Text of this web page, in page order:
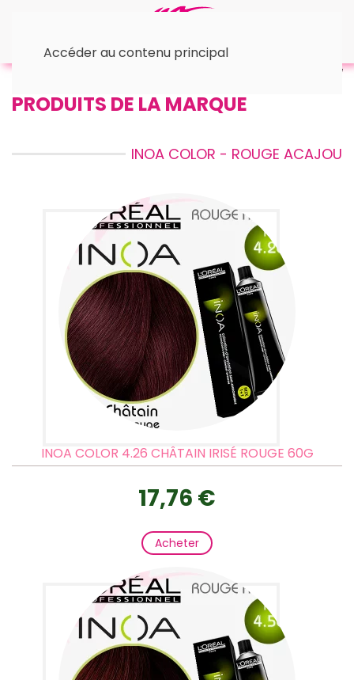
Accéder au contenu principal
PRODUITS DE LA MARQUE
INOA COLOR - ROUGE ACAJOU
INOA COLOR 4.26 CHÂTAIN IRISÉ ROUGE 60G
17,76 €
Acheter